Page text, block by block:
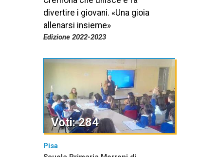
divertire i giovani. «Una gioia
allenarsi insieme»
Edizione 2022-2023
Pisa
Voti: 284